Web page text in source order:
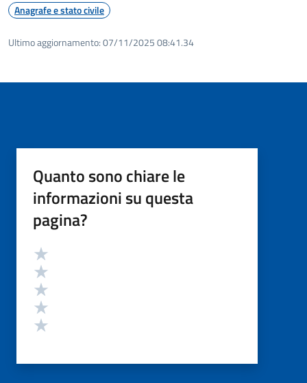
Anagrafe e stato civile
Ultimo aggiornamento:07/11/2025 08:41.34
Quanto sono chiare le
informazioni su questa
pagina?
Valutazione